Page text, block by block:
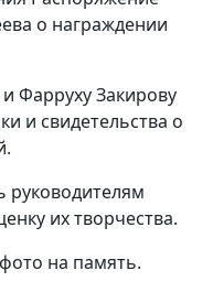
о награждении
Фарруху Закирову
и свидетельства о
руководителям
их творчества.
на память.